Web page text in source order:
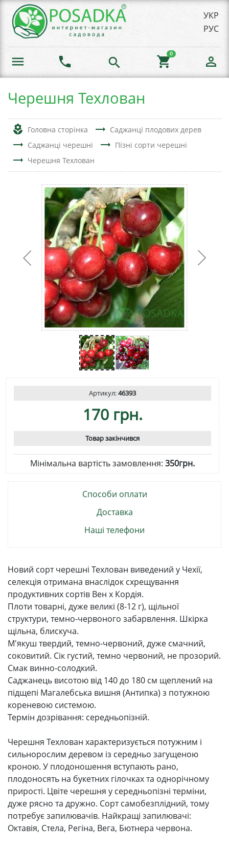
УКР
РУС
menu phone search shopping_cart
0
person_outline
Черешня Техлован
local_florist Головна сторінка trending_flat Саджанці плодових дерев
trending_flat Саджанці черешні trending_flat Пізні сорти черешні
trending_flat Черешня Техлован
Артикул:46393
170 грн.
Товар закінчився
Мінімальна вартість замовлення: 350грн.
Способи оплати
Доставка
Наші телефони
Новий сорт черешні Техлован виведений у Чехії,
селекція отримана внаслідок схрещування
продуктивних сортів Вен х Кордія.
Плоти товарні, дуже великі (8-12 г), щільної
структури, темно-червоного забарвлення. Шкірка
щільна, блискуча.
М'якуш твердий, темно-червоний, дуже смачний,
соковитий. Сік густий, темно червоний, не прозорий.
Смак винно-солодкий.
Саджанець висотою від 140 до 180 см щеплений на
підщепі Магалебська вишня (Антипка) з потужною
кореневою системою.
Термін дозрівання: середньопізній.
Черешня Техлован характеризується потужним і
сильнорослим деревом із середньо загущеною
кроною. У плодоношення вступають рано,
плодоносять на букетних гілочках та однорічному
прирості. Цвіте черешня у середньопізні терміни,
дуже рясно та дружно. Сорт самобезплідний, тому
потребує запилювачів. Найкращі запилювачі:
Октавія, Стела, Регіна, Вега, Бютнера червона.